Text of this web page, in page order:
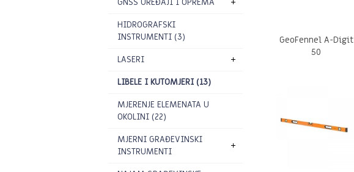
HIDROGRAFSKI
INSTRUMENTI (3)
LASERI
LIBELE I KUTOMJERI (13)
MJERENJE ELEMENATA U
OKOLINI (22)
MJERNI GRAĐEVINSKI
INSTRUMENTI
GeoFennel A-Digit
50